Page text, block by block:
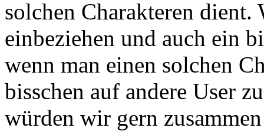
solchen Charakteren
einbeziehen und auch ein
wenn man einen solchen
bisschen auf andere User
würden wir gern